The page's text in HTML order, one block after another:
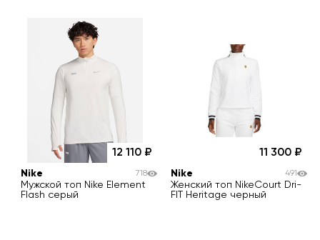
12 110
Nike
Мужской топ Nike Element
Flash серый
718
11 300
Nike
Женский топ NikeCourt Dri-
FIT Heritage черный
491